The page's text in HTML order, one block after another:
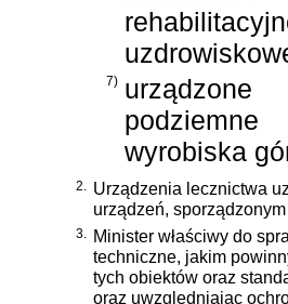
7) urządzone
podziemne
wyrobiska
2.
Urządzenia lecznictwa
urządzeń,
3.
Minister właściwy do
techniczne, jakim
tych obiektów oraz
oraz uwzględniając